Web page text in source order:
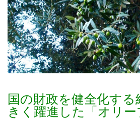
国の財政を健全化する
きく躍進した「オリー